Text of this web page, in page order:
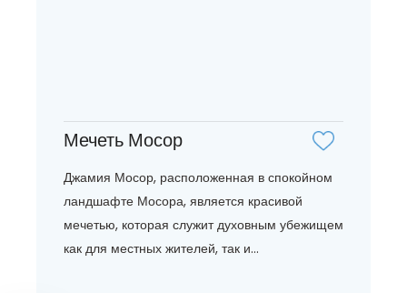
Мечеть Мосор
Джамия Мосор, расположенная в спокойном
ландшафте Мосора, является красивой
мечетью, которая служит духовным убежищем
как для местных жителей, так и...